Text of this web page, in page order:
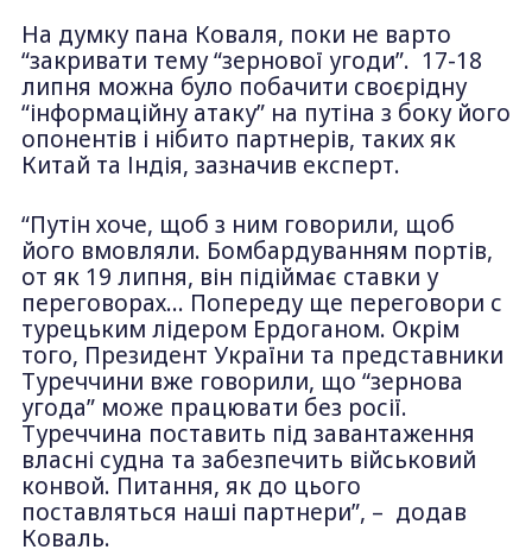
На думку пана Коваля, поки не варто
“закривати тему “зернової угоди”. 17-18
липня можна було побачити своєрідну
“інформаційну атаку” на путіна з боку його
опонентів і нібито партнерів, таких як
Китай та Індія, зазначив експерт.
“Путін хоче, щоб з ним говорили, щоб
його вмовляли. Бомбардуванням портів,
от як 19 липня, він підіймає ставки у
переговорах… Попереду ще переговори с
турецьким лідером Ердоганом. Окрім
того, Президент України та представники
Туреччини вже говорили, що “зернова
угода” може працювати без росії.
Туреччина поставить під завантаження
власні судна та забезпечить військовий
конвой. Питання, як до цього
поставляться наші партнери”, – додав
Коваль.